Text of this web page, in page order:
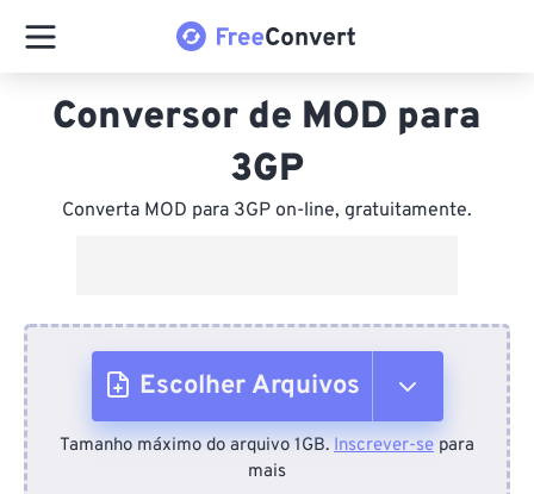
Conversor de MOD para
3GP
Converta MOD para 3GP on-line, gratuitamente.
Escolher Arquivos
Do dispositivo
Tamanho máximo do arquivo 1GB. Inscrever-se para
mais